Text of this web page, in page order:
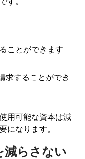
ことができます
求することができ
用可能な資本は減
になります。
減らさない